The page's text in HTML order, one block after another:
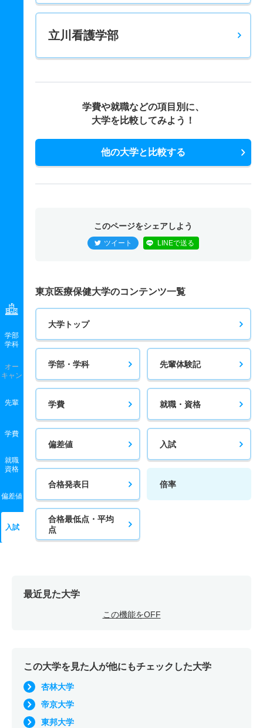
学部
学科
オー
キャン
先輩
学費
就職
資格
偏差値
入試
立川看護学部
学費や就職などの項目別に、
大学を比較してみよう！
他の大学と比較する
このページをシェアしよう
ツイート LINEで送る
東京医療保健大学のコンテンツ一覧
大学トップ
学部・学科 先輩体験記
学費 就職・資格
偏差値 入試
合格発表日 倍率
合格最低点・平均
点
最近見た大学
この機能をOFF
この大学を見た人が他にもチェックした大学
杏林大学
帝京大学
東邦大学